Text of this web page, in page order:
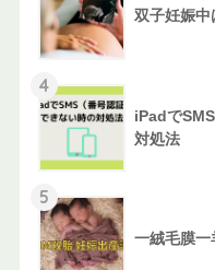
双子妊娠中
4
iPadで
対処法
5
一絨毛膜